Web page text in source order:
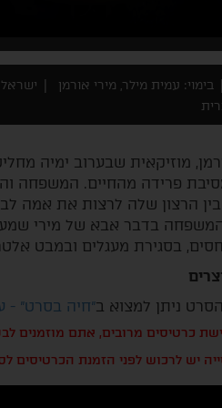
בימוי: עמית מילר, מירי אורמן ישראל 2022
מוזיקאית שבערוב ימיה
פרידה מהחיים. המשפחה
הרצון שלה לרצות את אמה
המשפחה בדבר אבא של מירי
בסגירת מעגלים ובמבט
ניתן למצוא ב"חיה בסרט" -
כרטיסים מרובים, אתם מוזמנים
יש לרכוש לפני הזמנת הכרטיסים